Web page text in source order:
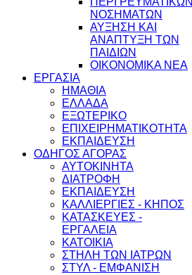
ΝΟΣΗΜΑΤΩΝ
ΑΥΞΗΣΗ ΚΑΙ
ΑΝΑΠΤΥΞΗ ΤΩΝ
ΠΑΙΔΙΩΝ
ΟΙΚΟΝΟΜΙΚΑ ΝΕΑ
ΕΡΓΑΣΙΑ
ΗΜΑΘΙΑ
ΕΛΛΑΔΑ
ΕΞΩΤΕΡΙΚΟ
ΕΠΙΧΕΙΡΗΜΑΤΙΚΟΤΗΤΑ
ΕΚΠΑΙΔΕΥΣΗ
ΟΔΗΓΟΣ ΑΓΟΡΑΣ
ΑΥΤΟΚΙΝΗΤΑ
ΔΙΑΤΡΟΦΗ
ΕΚΠΑΙΔΕΥΣΗ
ΚΑΛΛΙΕΡΓΙΕΣ - ΚΗΠΟΣ
ΚΑΤΑΣΚΕΥΕΣ -
ΕΡΓΑΛΕΙΑ
ΚΑΤΟΙΚΙΑ
ΣΤΗΛΗ ΤΩΝ ΙΑΤΡΩΝ
ΣΤΥΛ - ΕΜΦΑΝΙΣΗ